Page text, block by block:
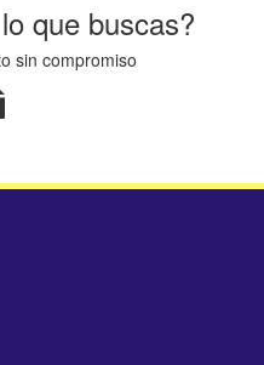
que buscas?
sin compromiso